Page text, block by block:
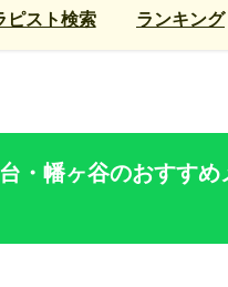
ピスト検索 ランキング
・幡ヶ谷のおすす